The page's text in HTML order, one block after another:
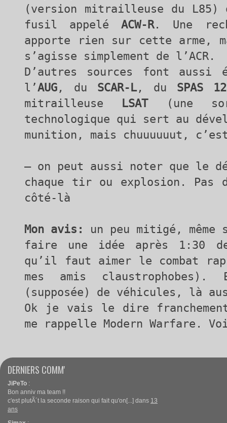
(version mitrailleuse du L85)
fusil appeléACW-R. Une
apporte rien sur cette arme,
s’agisse simplement de l’ACR.
D’autres sources font aussi
l’AUG, du SCAR-L, du SPAS 12
mitrailleuse LSAT(une
technologique qui sert au
munition, mais chuuuuuut,
– on peut aussi noter que le
chaque tir ou explosion. Pas
côté-là
Mon avis:
un peu mitigé,
faire une idée après 1:30
qu’il faut aimer le combat
mes amis claustrophobes).
(supposée) de véhicules, là
Ok je vais le dire
me rappelle Modern Warfare.
DERNIERS COMM'
JiPeTo :
Bon anniv ma team !!
c'est plutÃ´t la seconde raison qui fait qu'on[...] dans 13
ans